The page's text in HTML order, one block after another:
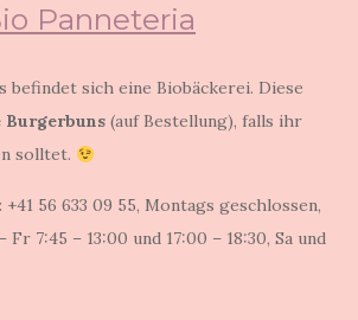
Panneteria
befindet sich eine Biobäckerei. Diese
(auf Bestellung), falls ihr
solltet.
+41 56 633 09 55, Montags geschlossen,
Fr 7:45 – 13:00 und 17:00 – 18:30, Sa und